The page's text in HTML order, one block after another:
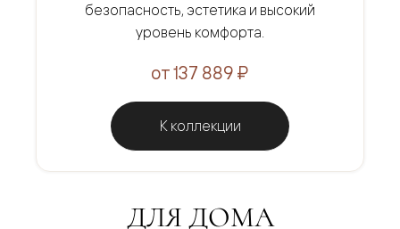
безопасность, эстетика и высокий
уровень комфорта.
от 137 889 ₽
К коллекции
ДЛЯ ДОМА